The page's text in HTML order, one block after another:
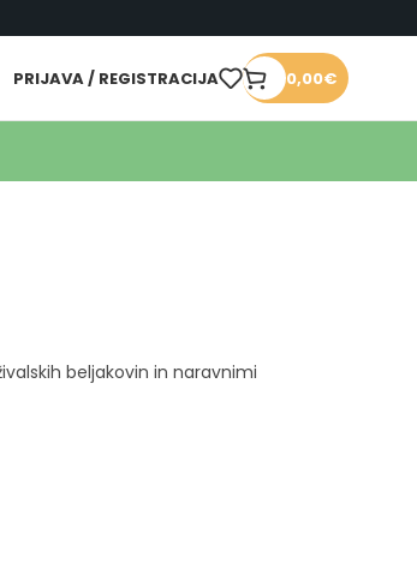
PRIJAVA / REGISTRACIJA 0,00€
beljakovin in naravnimi